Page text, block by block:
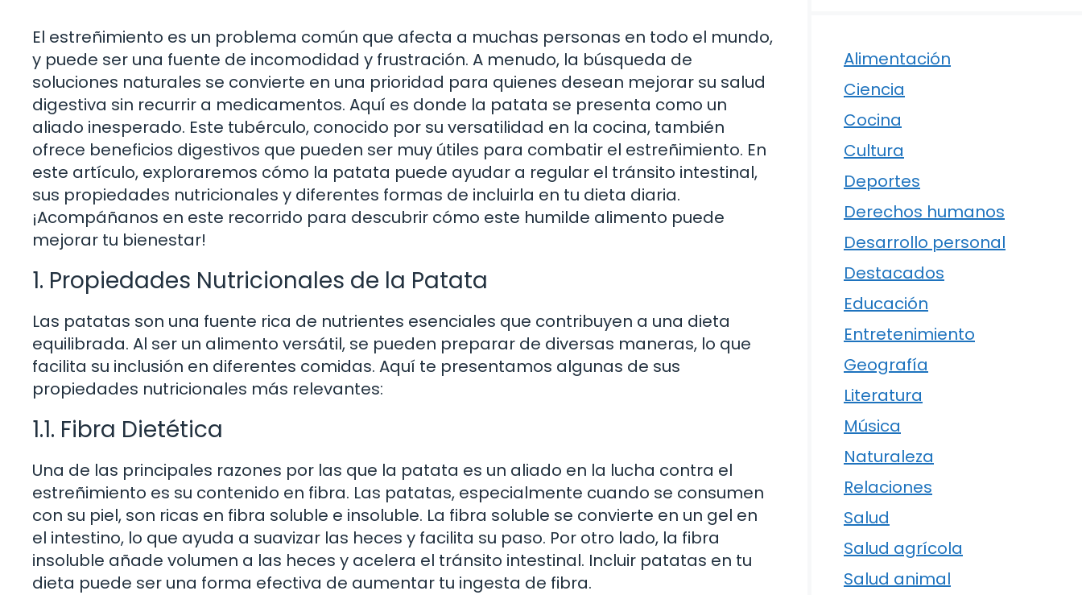
El estreñimiento es un problema común que afecta a muchas personas en todo el mundo,
y puede ser una fuente de incomodidad y frustración. A menudo, la búsqueda de
soluciones naturales se convierte en una prioridad para quienes desean mejorar su salud
digestiva sin recurrir a medicamentos. Aquí es donde la patata se presenta como un
aliado inesperado. Este tubérculo, conocido por su versatilidad en la cocina, también
ofrece beneficios digestivos que pueden ser muy útiles para combatir el estreñimiento. En
este artículo, exploraremos cómo la patata puede ayudar a regular el tránsito intestinal,
sus propiedades nutricionales y diferentes formas de incluirla en tu dieta diaria.
¡Acompáñanos en este recorrido para descubrir cómo este humilde alimento puede
mejorar tu bienestar!
1. Propiedades Nutricionales de la Patata
Las patatas son una fuente rica de nutrientes esenciales que contribuyen a una dieta
equilibrada. Al ser un alimento versátil, se pueden preparar de diversas maneras, lo que
facilita su inclusión en diferentes comidas. Aquí te presentamos algunas de sus
propiedades nutricionales más relevantes:
1.1. Fibra Dietética
Una de las principales razones por las que la patata es un aliado en la lucha contra el
estreñimiento es su contenido en fibra. Las patatas, especialmente cuando se consumen
con su piel, son ricas en fibra soluble e insoluble. La fibra soluble se convierte en un gel en
el intestino, lo que ayuda a suavizar las heces y facilita su paso. Por otro lado, la fibra
insoluble añade volumen a las heces y acelera el tránsito intestinal. Incluir patatas en tu
dieta puede ser una forma efectiva de aumentar tu ingesta de fibra.
Alimentación
Ciencia
Cocina
Cultura
Deportes
Derechos humanos
Desarrollo personal
Destacados
Educación
Entretenimiento
Geografía
Literatura
Música
Naturaleza
Relaciones
Salud
Salud agrícola
Salud animal